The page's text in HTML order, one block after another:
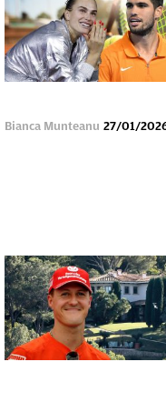
Bianca Munteanu 27/01/